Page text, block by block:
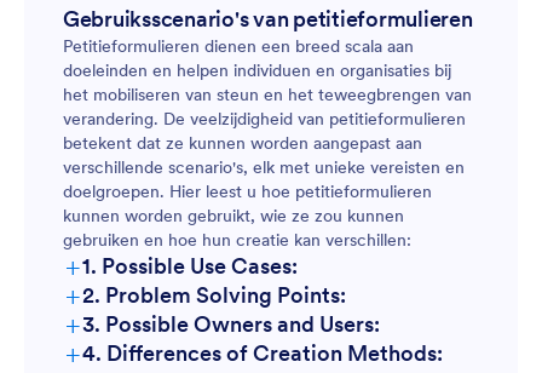
Gebruiksscenario's van petitieformulieren
Petitieformulieren dienen een breed scala aan
doeleinden en helpen individuen en organisaties bij
het mobiliseren van steun en het teweegbrengen van
verandering. De veelzijdigheid van petitieformulieren
betekent dat ze kunnen worden aangepast aan
verschillende scenario's, elk met unieke vereisten en
doelgroepen. Hier leest u hoe petitieformulieren
kunnen worden gebruikt, wie ze zou kunnen
gebruiken en hoe hun creatie kan verschillen:
+1. Possible Use Cases:
+2. Problem Solving Points:
+3. Possible Owners and Users:
+4. Differences of Creation Methods: